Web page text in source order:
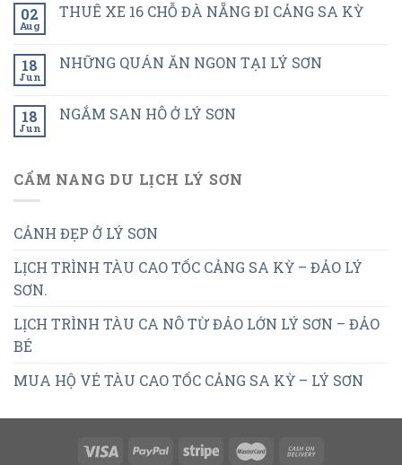
02
Aug
THUÊ XE 16 CHỖ ĐÀ NẴNG ĐI CẢNG SA KỲ
18
Jun
NHỮNG QUÁN ĂN NGON TẠI LÝ SƠN
18
Jun
NGẮM SAN HÔ Ở LÝ SƠN
CẨM NANG DU LỊCH LÝ SƠN
CẢNH ĐẸP Ở LÝ SƠN
LỊCH TRÌNH TÀU CAO TỐC CẢNG SA KỲ – ĐẢO LÝ
SƠN.
LỊCH TRÌNH TÀU CA NÔ TỪ ĐẢO LỚN LÝ SƠN – ĐẢO
BÉ
MUA HỘ VÉ TÀU CAO TỐC CẢNG SA KỲ – LÝ SƠN